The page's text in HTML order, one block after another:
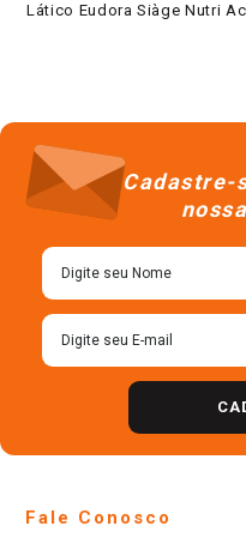
Lático Eudora Siàge Nutri
Cadastre-
Fale Conosco